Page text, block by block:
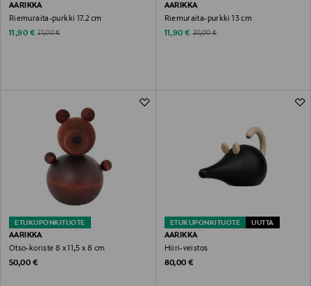
AARIKKA
Riemuraita-purkki 17.2 cm
Discounted Price
11,90 € Original Price
21,00 €
AARIKKA
Riemuraita-purkki 13 cm
Discounted Price
11,90 € Original Price
20,00 €
ETUKUPONKITUOTE
AARIKKA
Otso-koriste 8 x 11,5 x 8 cm
Original Price
50,00 €
ETUKUPONKITUOTE UUTTA
AARIKKA
Hiiri-veistos
Original Price
80,00 €